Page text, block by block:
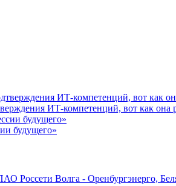
ИТ-компетенций, вот как она
будущего»
Россети Волга - Оренбургэнерго,